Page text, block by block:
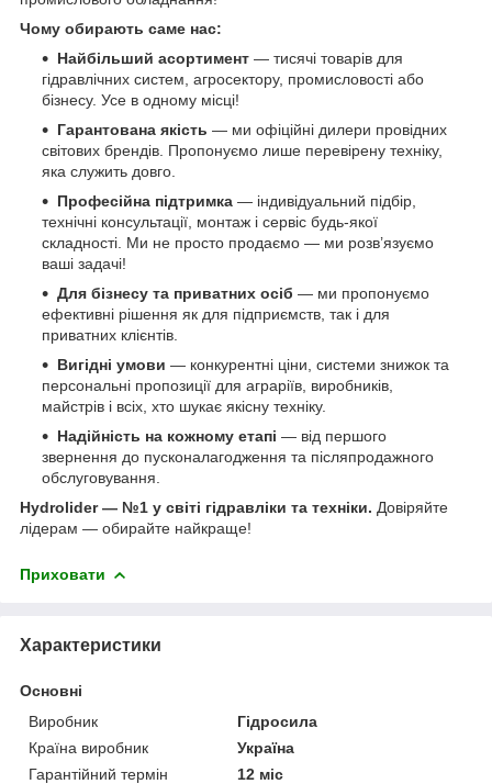
Чому обирають саме нас:
Найбільший асортимент — тисячі товарів для
гідравлічних систем, агросектору, промисловості або
бізнесу. Усе в одному місці!
Гарантована якість — ми офіційні дилери провідних
світових брендів. Пропонуємо лише перевірену техніку,
яка служить довго.
Професійна підтримка — індивідуальний підбір,
технічні консультації, монтаж і сервіс будь-якої
складності. Ми не просто продаємо — ми розв’язуємо
ваші задачі!
Для бізнесу та приватних осіб — ми пропонуємо
ефективні рішення як для підприємств, так і для
приватних клієнтів.
Вигідні умови — конкурентні ціни, системи знижок та
персональні пропозиції для аграріїв, виробників,
майстрів і всіх, хто шукає якісну техніку.
Надійність на кожному етапі — від першого
звернення до пусконалагодження та післяпродажного
обслуговування.
Hydrolider — №1 у світі гідравліки та техніки. Довіряйте
лідерам — обирайте найкраще!
Приховати
Характеристики
Основні
Виробник
Гідросила
Країна виробник
Україна
Гарантійний термін
12 міс